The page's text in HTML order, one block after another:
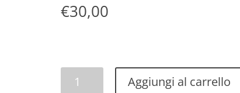
€30,00
Quadrifoglio
Aggiungi al carrello